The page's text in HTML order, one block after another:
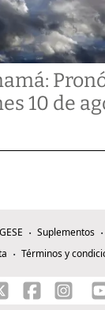
10 de
Suplementos
Términos y